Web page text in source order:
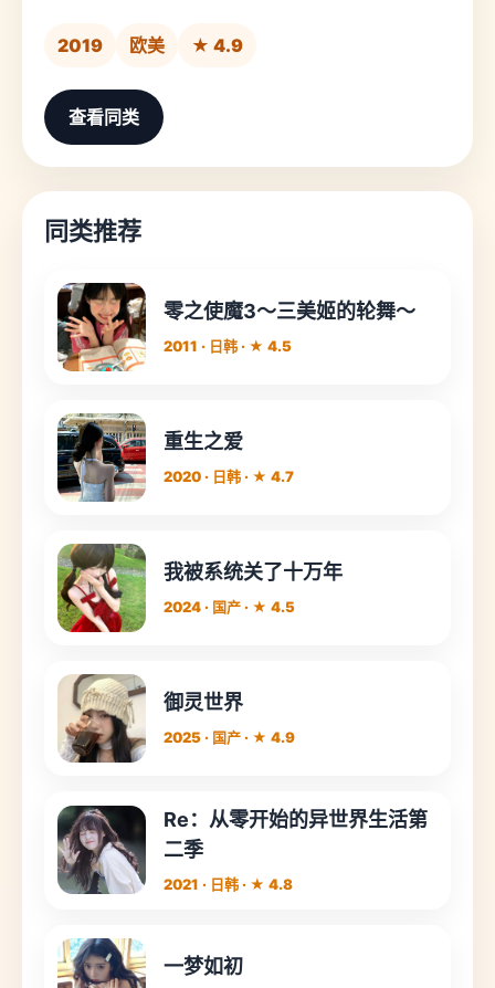
2019 欧美 ★ 4.9
查看同类
同类推荐
零之使魔3～三美姬的轮舞～
2011 · 日韩 · ★ 4.5
重生之爱
2020 · 日韩 · ★ 4.7
我被系统关了十万年
2024 · 国产 · ★ 4.5
御灵世界
2025 · 国产 · ★ 4.9
Re：从零开始的异世界生活第
二季
2021 · 日韩 · ★ 4.8
一梦如初